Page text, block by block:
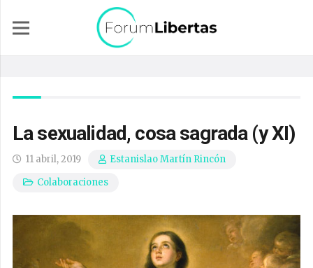
La sexualidad, cosa sagrada (y XI)
11 abril, 2019
Estanislao Martín Rincón
Colaboraciones